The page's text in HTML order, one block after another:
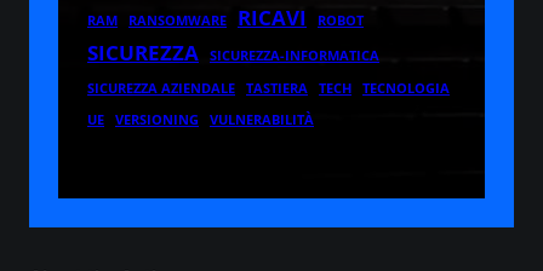
RAM
RANSOMWARE RICAVI ROBOT
SICUREZZA
SICUREZZA-INFORMATICA
SICUREZZA AZIENDALE
TASTIERA TECH
TECNOLOGIA
UE
VERSIONING VULNERABILITÀ